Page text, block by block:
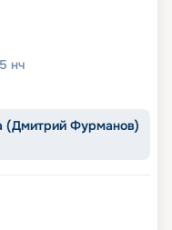
5 нч
(Дмитрий Фурманов)